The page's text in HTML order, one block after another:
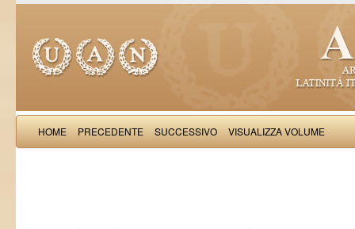
HOME PRECEDENTE SUCCESSIVO VISUALIZZA VOLUME